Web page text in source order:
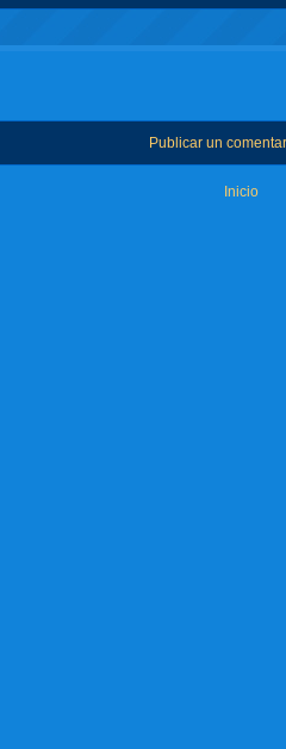
Publicar un
Inicio